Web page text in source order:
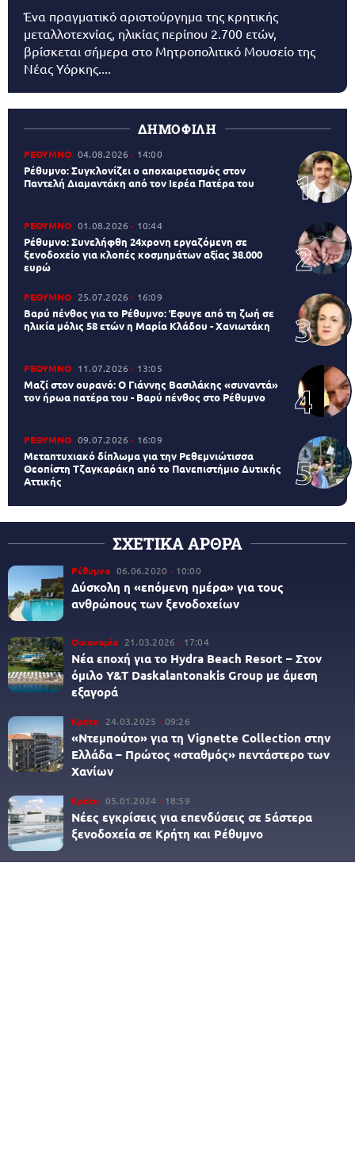
Ένα πραγματικό αριστούργημα της κρητικής
μεταλλοτεχνίας, ηλικίας περίπου 2.700 ετών,
βρίσκεται σήμερα στο Μητροπολιτικό Μουσείο της
Νέας Υόρκης....
ΔΗΜΟΦΙΛΗ
ΡΕΘΥΜΝΟ 04.08.2026 14:00
Ρέθυμνο: Συγκλονίζει ο αποχαιρετισμός στον
Παντελή Διαμαντάκη από τον Ιερέα Πατέρα του
ΡΕΘΥΜΝΟ 01.08.2026 10:44
Ρέθυμνο: Συνελήφθη 24χρονη εργαζόμενη σε
ξενοδοχείο για κλοπές κοσμημάτων αξίας 38.000
ευρώ
ΡΕΘΥΜΝΟ 25.07.2026 16:09
Βαρύ πένθος για το Ρέθυμνο: Έφυγε από τη ζωή σε
ηλικία μόλις 58 ετών η Μαρία Κλάδου - Χανιωτάκη
ΡΕΘΥΜΝΟ 11.07.2026 13:05
Μαζί στον ουρανό: Ο Γιάννης Βασιλάκης «συναντά»
τον ήρωα πατέρα του - Βαρύ πένθος στο Ρέθυμνο
ΡΕΘΥΜΝΟ 09.07.2026 16:09
Μεταπτυχιακό δίπλωμα για την Ρεθεμνιώτισσα
Θεοπίστη Τζαγκαράκη από το Πανεπιστήμιο Δυτικής
Αττικής
ΣΧΕΤΙΚΑ ΑΡΘΡΑ
Ρέθυμνο 06.06.2020 10:00
Δύσκολη η «επόμενη ημέρα» για τους
ανθρώπους των ξενοδοχείων
Οικονομία 21.03.2026 17:04
Νέα εποχή για το Hydra Beach Resort – Στον
όμιλο Y&T Daskalantonakis Group με άμεση
εξαγορά
Κρήτη 24.03.2025 09:26
«Nτεμπούτο» για τη Vignette Collection στην
Ελλάδα – Πρώτος «σταθμός» πεντάστερο των
Χανίων
Κρήτη 05.01.2024 18:59
Νέες εγκρίσεις για επενδύσεις σε 5άστερα
ξενοδοχεία σε Κρήτη και Ρέθυμνο